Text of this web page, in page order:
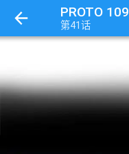
PROTO 109
第41话